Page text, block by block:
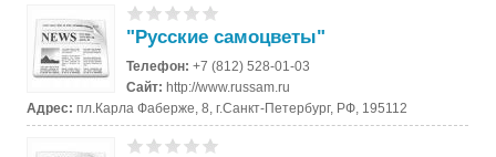
"Русские самоцветы"
Телефон:+7 (812) 528-01-03
Сайт:http://www.russam.ru
Адрес:пл.Карла Фаберже, 8, г.Санкт-Петербург, РФ, 195112